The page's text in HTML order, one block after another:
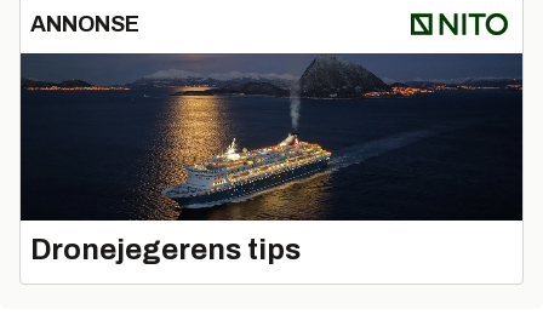
ANNONSE
Dronejegerens tips